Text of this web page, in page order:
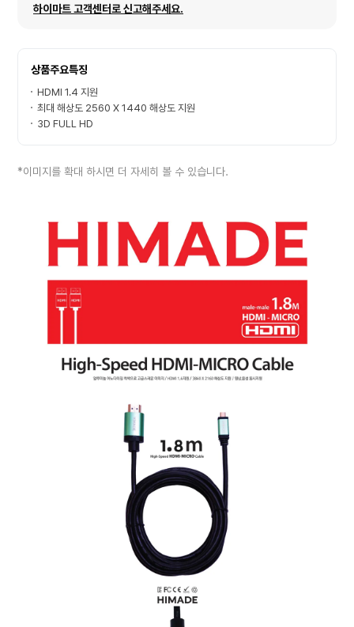
하이마트 고객센터로 신고해주세요.
상품주요특징
HDMI 1.4 지원
최대 해상도 2560 X 1440 해상도 지원
3D FULL HD
*이미지를 확대 하시면 더 자세히 볼 수 있습니다.